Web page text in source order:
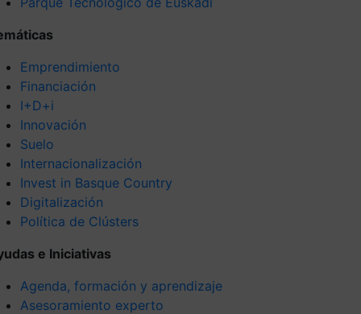
Emprendimiento
Financiación
I+D+i
Innovación
Suelo
Internacionalización
Invest in Basque Country
Digitalización
Política de Clústers
e Iniciativas
Agenda, formación y aprendizaje
Asesoramiento experto